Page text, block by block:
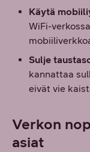
Käytä
WiFi-
Sulje
kannattaa
eivät vie
Verkon
asiat